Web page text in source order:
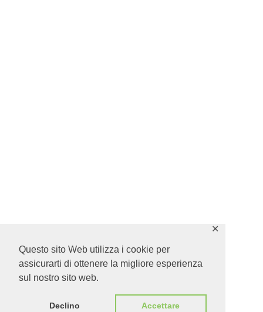
Questo sito Web utilizza i cookie per
assicurarti di ottenere la migliore esperienza
sul nostro sito web.
Declino Accettare
✕